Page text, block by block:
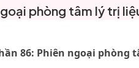
phòng tâm lý trị
86: Phiên ngoại phòng